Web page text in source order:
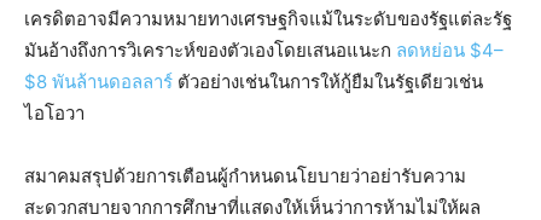
เครดิตอาจมีความหมายทางเศรษฐกิจแม้ในระดับของรัฐแต่ละรัฐ
มันอ้างถึงการวิเคราะห์ของตัวเองโดยเสนอแนะก ลดหย่อน $4–
$8 พันล้านดอลลาร์ ตัวอย่างเช่นในการให้กู้ยืมในรัฐเดียวเช่น
ไอโอวา
สมาคมสรุปด้วยการเตือนผู้กำหนดนโยบายว่าอย่ารับความ
สะดวกสบายจากการศึกษาที่แสดงให้เห็นว่าการห้ามไม่ให้ผล